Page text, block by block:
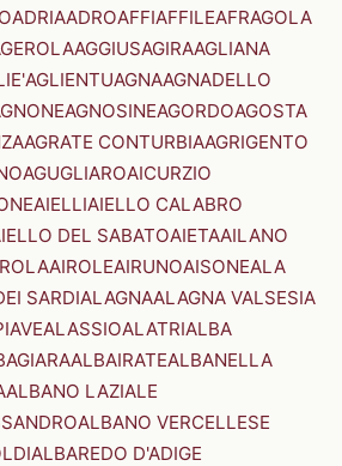
ADRIAADROAFFIAFFILEAFRAGOLA
AGGIUSAGIRAAGLIANA
AGLIENTUAGNAAGNADELLO
AGNOSINEAGORDOAGOSTA
AGRATE CONTURBIAAGRIGENTO
AGUGLIAROAICURZIO
AIELLIAIELLO CALABRO
DEL SABATOAIETAAILANO
AIROLEAIRUNOAISONEALA
SARDIALAGNAALAGNA VALSESIA
ALASSIOALATRIALBA
ALBAIRATEALBANELLA
ALBANO LAZIALE
ALBANO VERCELLESE
ALBAREDO D'ADIGE